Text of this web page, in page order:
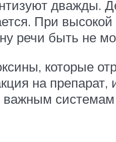
дважды.
При
речи быть не
которые
на